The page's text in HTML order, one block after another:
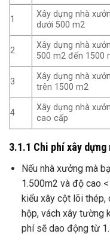
1
Xây dựng nhà
dưới 500 m2
2
Xây dựng nhà
500 m2 đến 1500
3
Xây dựng nhà
trên 1500 m2
4
Xây dựng nhà
cao cấp
3.1.1 Chi phí xây
Nếu nhà xưởng mà
1.500m2 và độ cao
kiểu xây cột lõi
hộp, vách xây tường
phí sẽ dao động từ